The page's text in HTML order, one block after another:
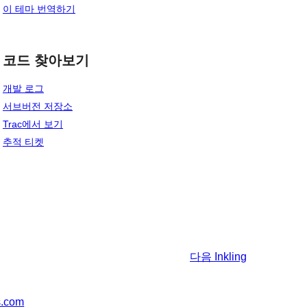
이 테마 번역하기
코드 찾아보기
개발 로그
서브버전 저장소
Trac에서 보기
추적 티켓
다음 Inkling